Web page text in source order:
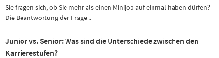
Sie fragen sich, ob Sie mehr als einen Minijob auf einmal haben dürfen?
Die Beantwortung der Frage...
Junior vs. Senior: Was sind die Unterschiede zwischen den
Karrierestufen?